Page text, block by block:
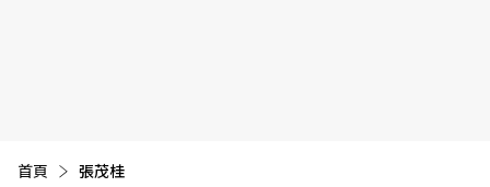
首頁 目前頁面：
張茂桂